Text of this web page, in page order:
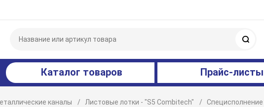
Каталог товаров Прайс-листы
каналы Листовые лотки - "S5 Combitech" Специсполнение